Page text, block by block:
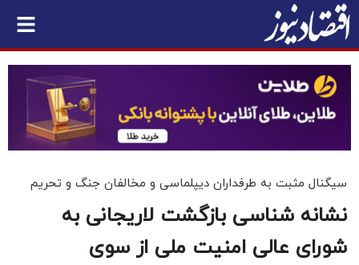
سیگنال مثبت به طرفداران دیپلماسی و مخالفان جنگ و تحریم
نشانه شناسی بازگشت لاریجانی به
شورای عالی امنیت ملی از سوی